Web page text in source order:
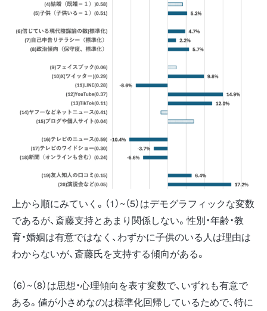
上から順にみていく。（1）~（5）はデモグラフィックな変数
であるが、斎藤支持とあまり関係しない。性別・年齢・教
育・婚姻は有意ではなく、わずかに子供のいる人は理由は
わからないが、斎藤氏を支持する傾向がある。
（6）~（8）は思想・心理傾向を表す変数で、いずれも有意で
ある。値が小さめなのは標準化回帰しているためで、特に